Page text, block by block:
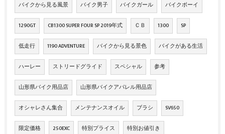
バイクから見る風景 バイク男子 バイクガール バイクボーイ
1290GT CB1300 SUPER FOUR SP 2019年式 ＣＢ 1300 SP
低走行 1190 ADVENTURE バイクから見る景色 バイクがある生活
ハーレー ストリードグライド スペシャル 参考
山形県バイク用品店 山形県バイクアパレル用品店
オシャレさん集合 メンテナンスオイル ブラシ SV650
限定価格 250EXC 特別プライス 特別お値引き